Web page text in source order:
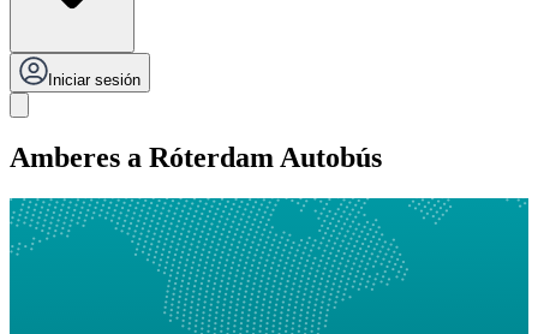
Iniciar sesión
Amberes a Róterdam Autobús